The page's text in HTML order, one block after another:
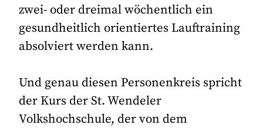
zwei- oder dreimal wöchentlich ein
gesundheitlich orientiertes Lauftraining
absolviert werden kann.
Und genau diesen Personenkreis spricht
der Kurs der St. Wendeler
Volkshochschule, der von dem